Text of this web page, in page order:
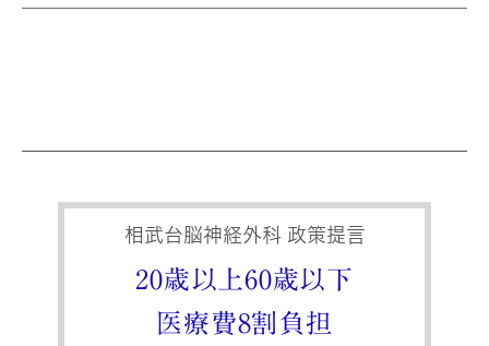
相武台脳神経外科 政策提言
20歳以上60歳以下
医療費8割負担